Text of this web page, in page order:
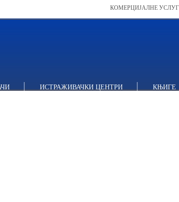
КОМЕРЦИЈАЛНЕ
ИСТРАЖИВАЧКИ ЦЕНТРИ КЊИГЕ